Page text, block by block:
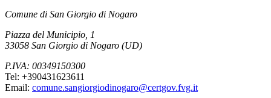
Comune di San Giorgio di Nogaro
Piazza del Municipio, 1
33058 San Giorgio di Nogaro (UD)
P.IVA: 00349150300
Tel: +390431623611
Email: comune.sangiorgiodinogaro@certgov.fvg.it